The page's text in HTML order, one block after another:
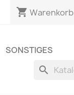
shopping_cart Warenkorb
SONSTIGES
search